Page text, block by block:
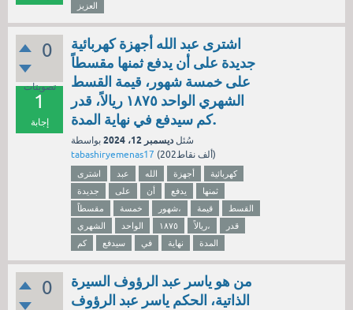
العزيز
0
تصويتات
1
إجابة
اشترى عبد الله أجهزة كهربائية
جديدة على أن يدفع ثمنها مقسطاً
على خمسة شهور، قيمة القسط
الشهري الواحد ١٨٧٥ ريالاً، قدر
كم سيدفع في نهاية المدة.
سُئل ديسمبر 12، 2024
بواسطة
tabashiryemenas17 ( 202ألف نقاط)
اشترى عبد الله أجهزة
كهربائية
جديدة
على أن يدفع
ثمنها
مقسطاً
خمسة شهور، قيمة
القسط
الشهري
الواحد ١٨٧٥ ريالاً،
قدر
كم
سيدفع في نهاية المدة
0
من هو ياسر عبد الرؤوف السيرة
الذاتية، الحكم ياسر عبد الرؤوف